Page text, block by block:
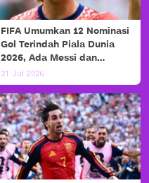
FIFA Umumkan 12 Nominasi
Gol Terindah Piala Dunia
2026, Ada Messi dan
Haaland!
21 Jul 2026